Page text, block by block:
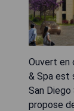
Ouvert en
& Spa est
San
propose